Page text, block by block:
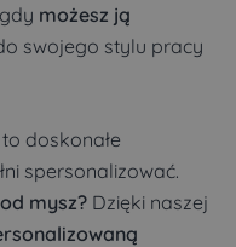
możesz ją
swojego stylu pracy
to doskonałe
spersonalizować.
mysz? Dzięki naszej